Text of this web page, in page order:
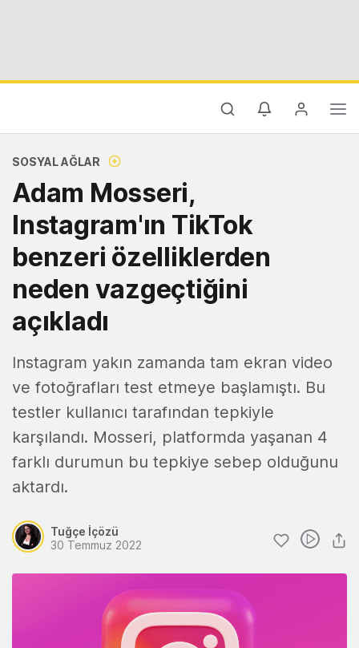
SOSYAL AĞLAR
Adam Mosseri,
Instagram'ın TikTok
benzeri özelliklerden
neden vazgeçtiğini
açıkladı
Instagram yakın zamanda tam ekran video
ve fotoğrafları test etmeye başlamıştı. Bu
testler kullanıcı tarafından tepkiyle
karşılandı. Mosseri, platformda yaşanan 4
farklı durumun bu tepkiye sebep olduğunu
aktardı.
Tuğçe İçözü
30 Temmuz 2022